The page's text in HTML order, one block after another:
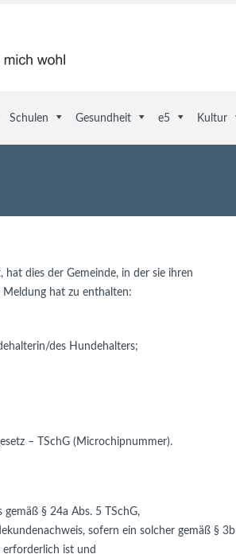
Schulen Gesundheit e5 Kultur
dies der Gemeinde, in der sie ihren
hat zu enthalten:
des Hundehalters;
– TSchG (Microchipnummer).
§ 24a Abs. 5 TSchG,
sofern ein solcher gemäß § 3b
erforderlich ist und